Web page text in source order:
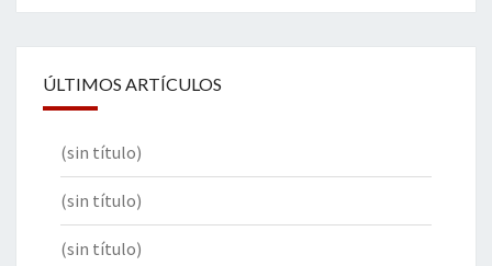
ÚLTIMOS ARTÍCULOS
(sin título)
(sin título)
(sin título)